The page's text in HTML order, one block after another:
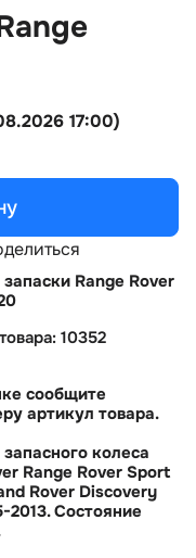
17:00)
Range Rover
10352
сообщите
артикул товара.
колеса
Range Rover Sport
Rover Discovery
Состояние